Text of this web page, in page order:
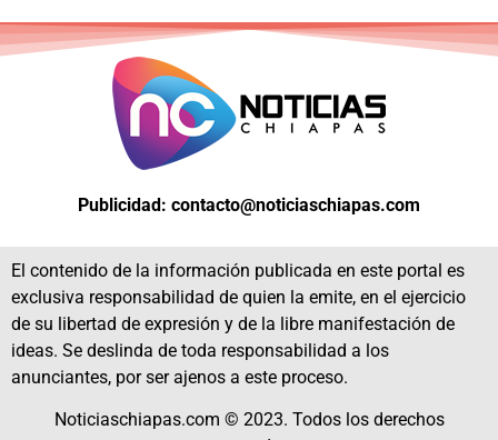
Publicidad: contacto@noticiaschiapas.com
El contenido de la información publicada en este portal es
exclusiva responsabilidad de quien la emite, en el ejercicio
de su libertad de expresión y de la libre manifestación de
ideas. Se deslinda de toda responsabilidad a los
anunciantes, por ser ajenos a este proceso.
Noticiaschiapas.com © 2023. Todos los derechos